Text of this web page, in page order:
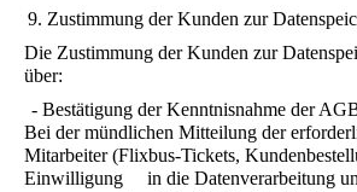
9. Zustimmung der Kunden zur
Die Zustimmung der Kunden zur
über:
- Bestätigung der Kenntnisnahme der
Bei der mündlichen Mitteilung der
Mitarbeiter (Flixbus-Tickets,
Einwilligung in die Datenverarbeitung